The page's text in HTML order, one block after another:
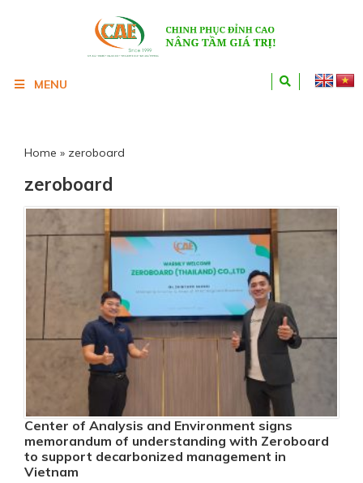
MENU
Home » zeroboard
zeroboard
Center of Analysis and Environment signs
memorandum of understanding with Zeroboard
to support decarbonized management in
Vietnam